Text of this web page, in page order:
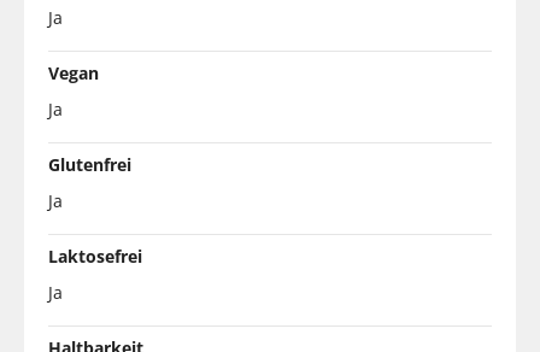
Ja
Vegan
Ja
Glutenfrei
Ja
Laktosefrei
Ja
Haltbarkeit